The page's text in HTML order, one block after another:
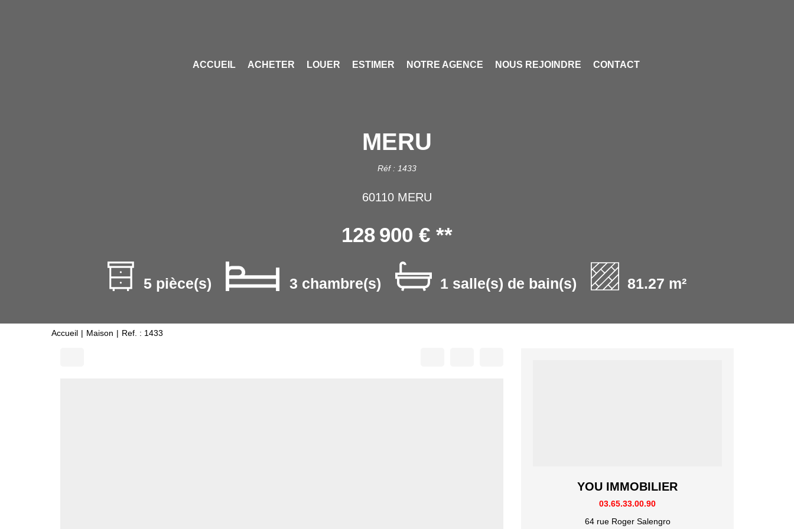
ACCUEIL ACHETER LOUER ESTIMER NOTRE AGENCE NOUS REJOINDRE CONTACT
MERU
Réf : 1433
60110 MERU
128 900 € **
5 pièce(s) 3 chambre(s) 1 salle(s) de bain(s) 81.27 m²
Accueil Maison Ref. : 1433
YOU IMMOBILIER
03.65.33.00.90
64 rue Roger Salengro